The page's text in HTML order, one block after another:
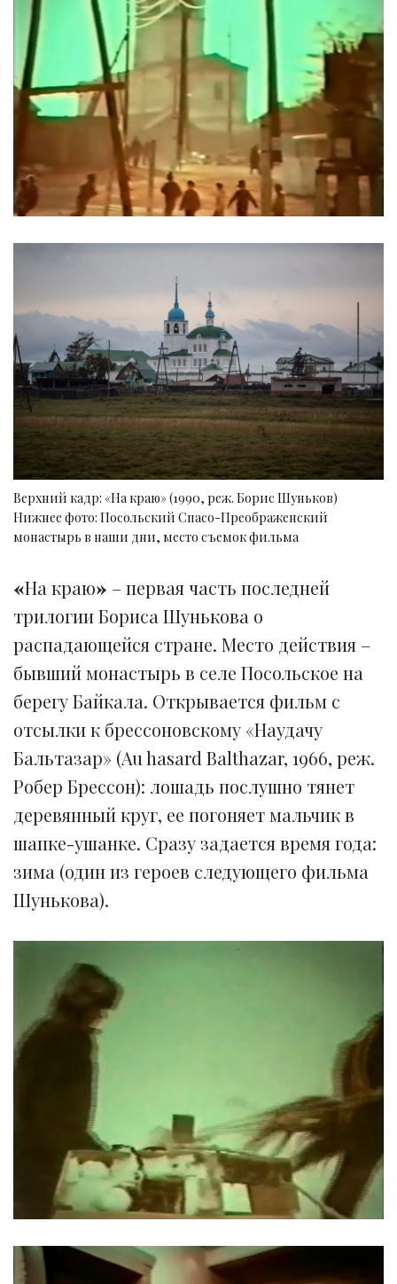
Верхний кадр: «На краю» (1990, реж. Борис Шуньков)
Нижнее фото: Посольский Спасо-Преображенский
монастырь в наши дни, место съемок фильма
«На краю» – первая часть последней
трилогии Бориса Шунькова о
распадающейся стране. Место действия –
бывший монастырь в селе Посольское на
берегу Байкала. Открывается фильм с
отсылки к брессоновскому «Наудачу
Бальтазар» (Au hasard Balthazar, 1966, реж.
Робер Брессон): лошадь послушно тянет
деревянный круг, ее погоняет мальчик в
шапке-ушанке. Сразу задается время года:
зима (один из героев следующего фильма
Шунькова).